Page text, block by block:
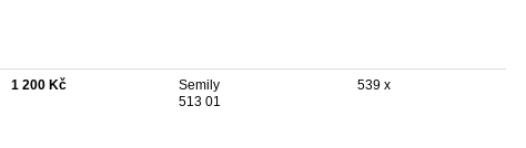
1 200 Kč
Semily
513 01
539 x